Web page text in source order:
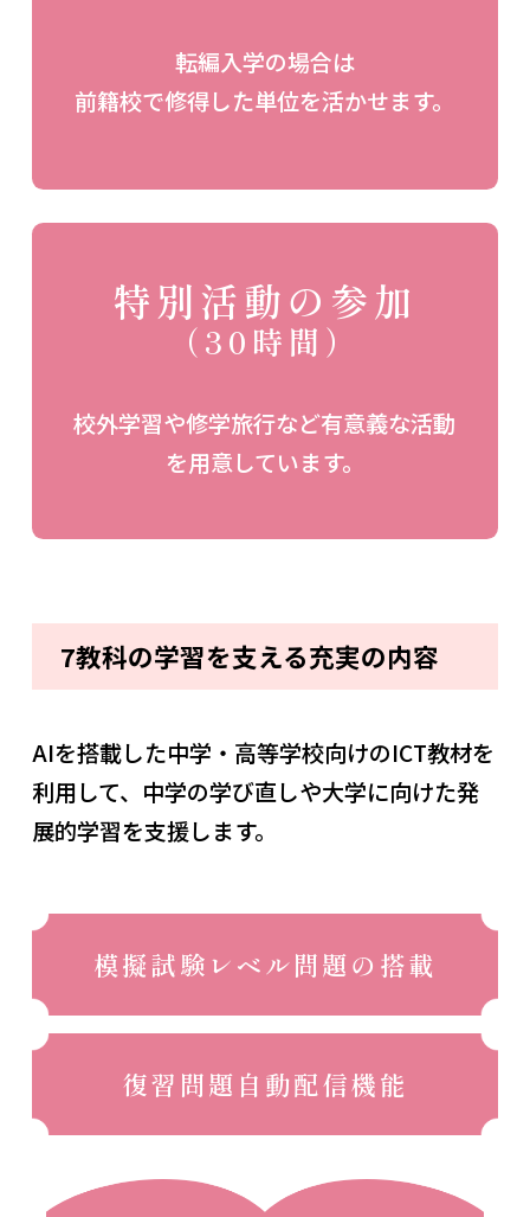
転編入学の場合は
前籍校で修得した単位を活かせます。
特別活動の参加
（30時間）
校外学習や修学旅行など有意義な活動
を用意しています。
7教科の学習を支える充実の内容
AIを搭載した中学・高等学校向けのICT教材を
利用して、中学の学び直しや大学に向けた発
展的学習を支援します。
模擬試験レベル問題の搭載
復習問題自動配信機能